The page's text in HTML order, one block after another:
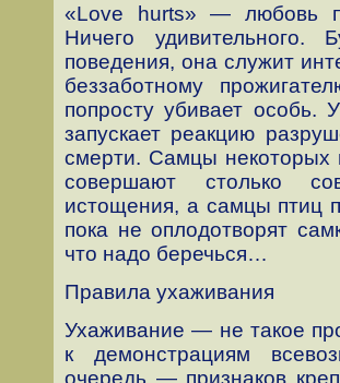
«Love hurts» — любовь
Ничего удивительного.
поведения, она служит
беззаботному
попросту убивает особь.
запускает реакцию
смерти. Самцы некоторых
совершают столько
истощения, а самцы птиц
пока не оплодотворят
что надо беречься…
Правила ухаживания
Ухаживание — не такое
к демонстрациям
очередь — признаков